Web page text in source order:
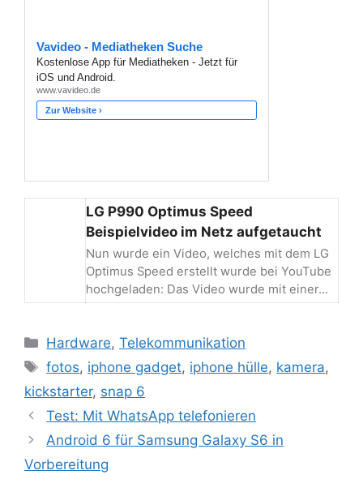
LG P990 Optimus Speed
Beispielvideo im Netz aufgetaucht
Nun wurde ein Video, welches mit dem LG
Optimus Speed erstellt wurde bei YouTube
hochgeladen: Das Video wurde mit einer…
Kategorien
Hardware,Telekommunikation
Schlagwörter
fotos, iphone gadget, iphone hülle, kamera,
kickstarter, snap 6
Beitrags-
Navigation
Test: Mit WhatsApp telefonieren
Android 6 für Samsung Galaxy S6 in
Vorbereitung